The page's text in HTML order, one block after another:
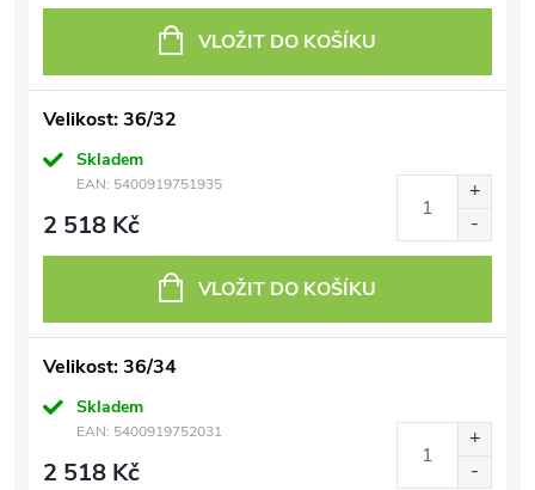
VLOŽIT DO KOŠÍKU
Velikost: 36/32
Skladem
EAN: 5400919751935
2 518 Kč
VLOŽIT DO KOŠÍKU
Velikost: 36/34
Skladem
EAN: 5400919752031
2 518 Kč